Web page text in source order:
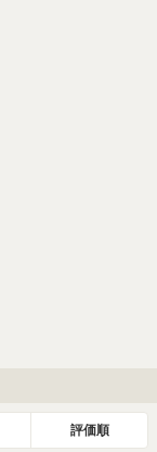
評価順